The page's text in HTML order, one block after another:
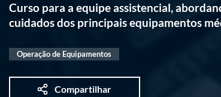
Curso para a equipe assistencial,
cuidados dos principais equipamentos
Operação de Equipamentos
Compartilhar